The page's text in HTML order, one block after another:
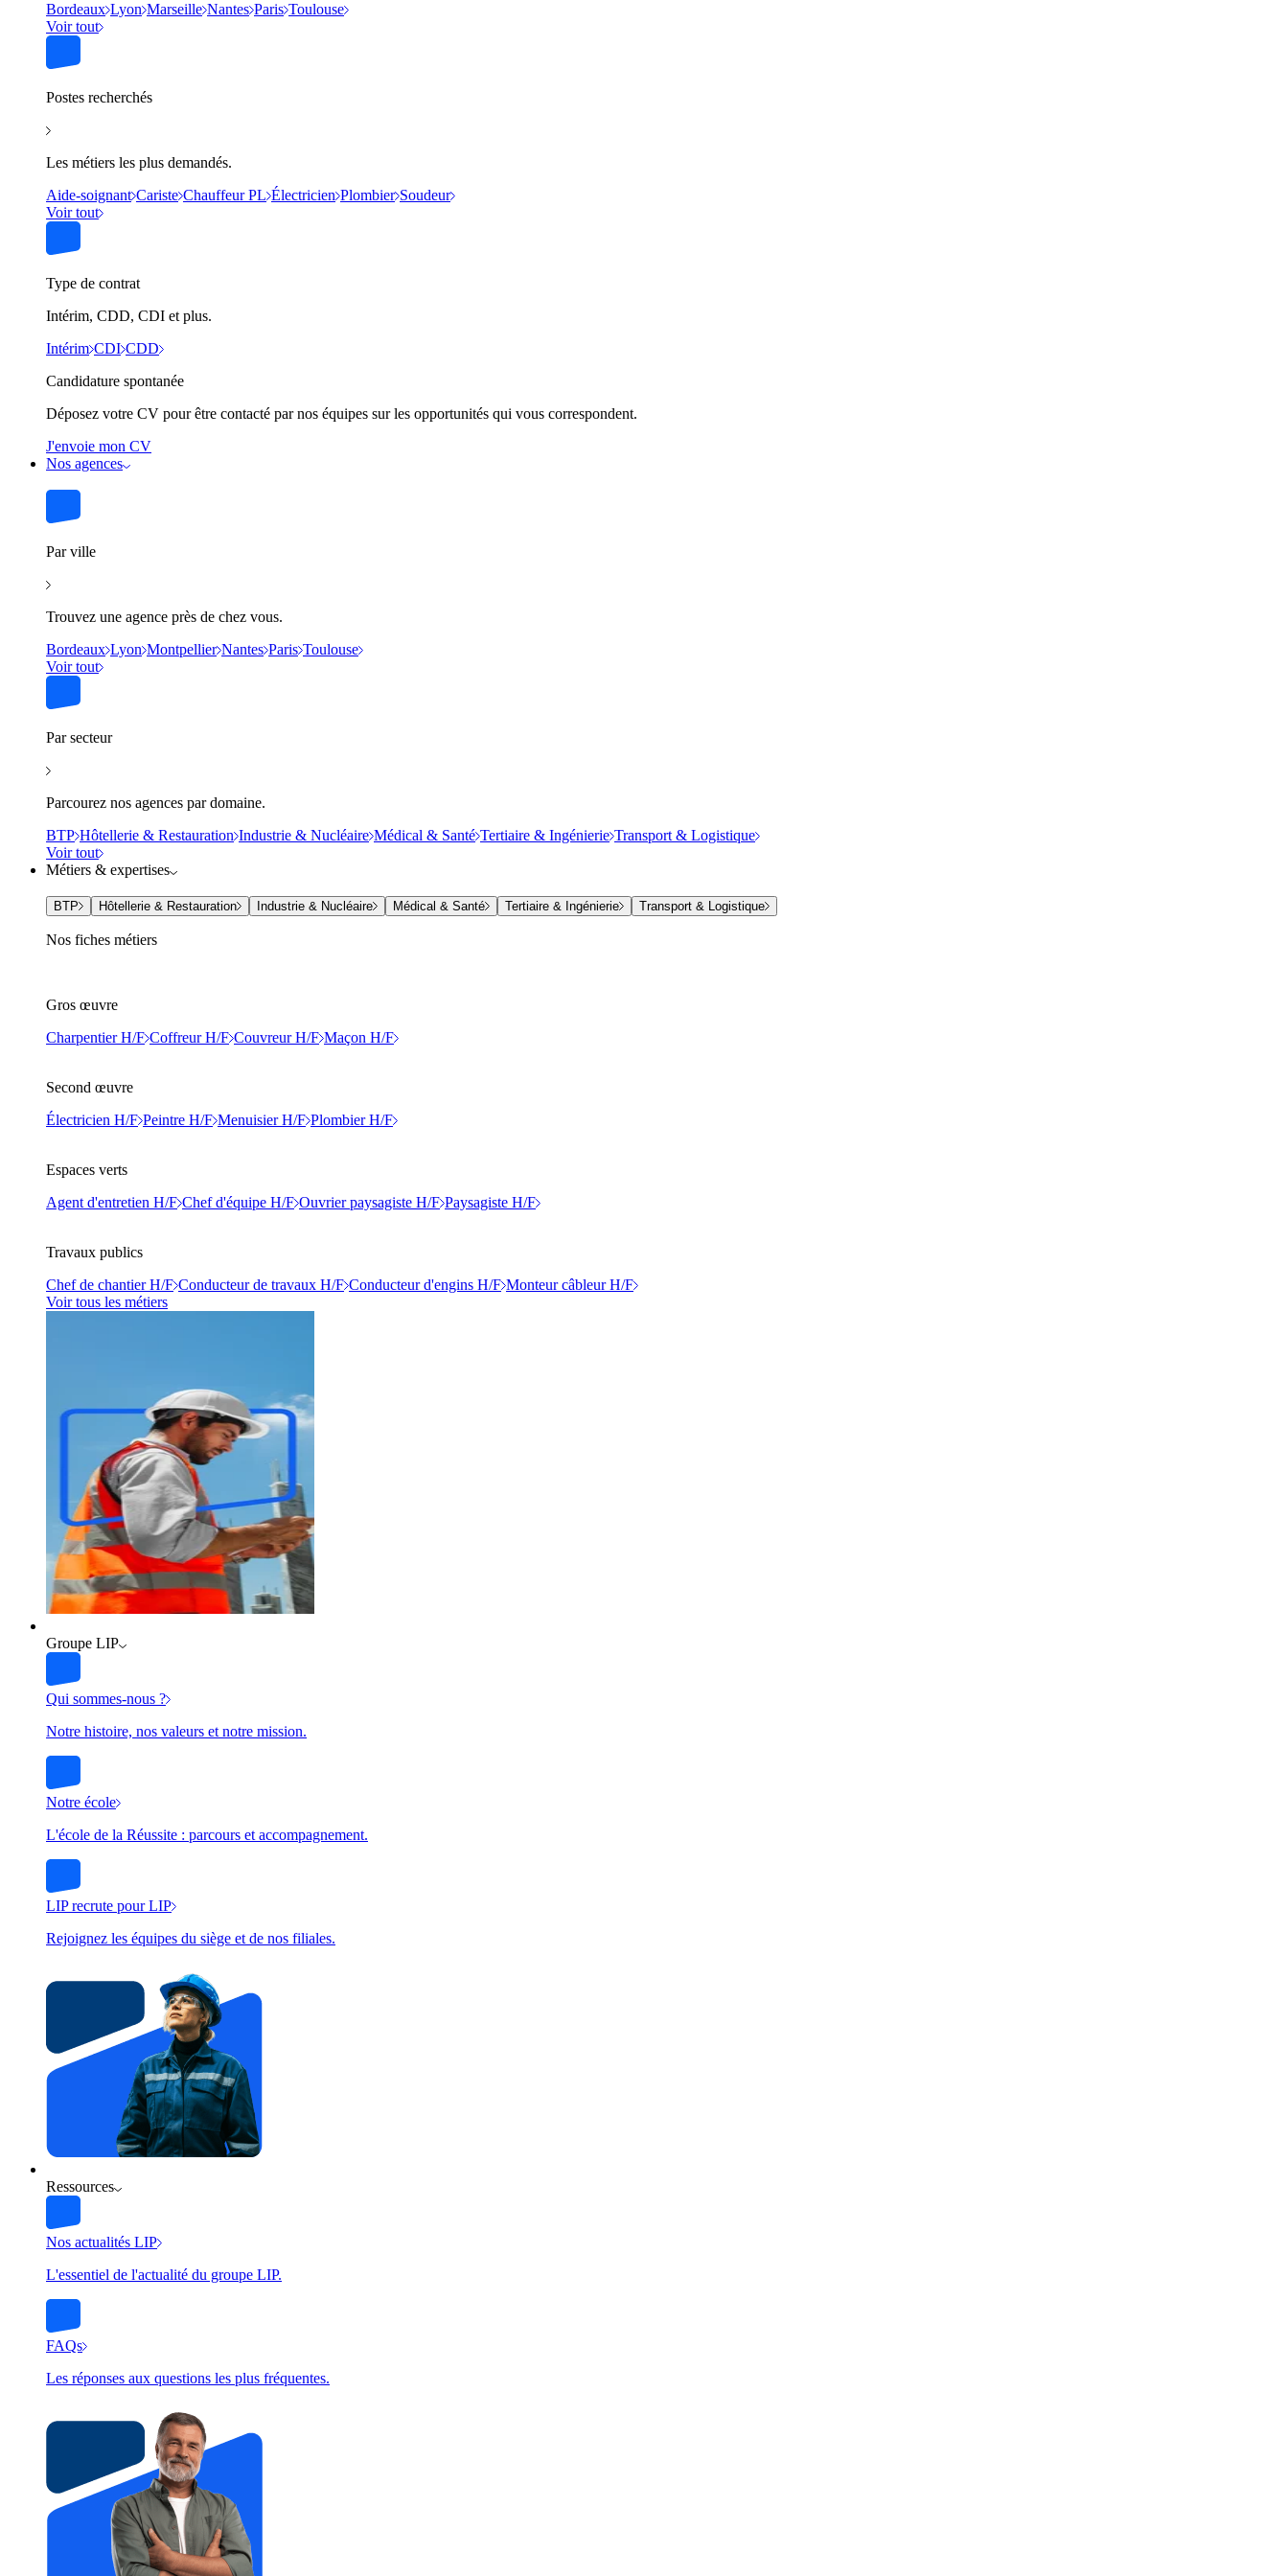
Bordeaux Lyon Marseille Nantes Paris Toulouse
Voir tout
Postes recherchés
Les métiers les plus demandés.
Aide-soignant Cariste Chauffeur PL Électricien Plombier Soudeur
Voir tout
Type de contrat
Intérim, CDD, CDI et plus.
Intérim CDI CDD
Candidature spontanée
Déposez votre CV pour être contacté par nos équipes sur les opportunités qui vous correspondent.
J'envoie mon CV
Nos agences
Par ville
Trouvez une agence près de chez vous.
Bordeaux Lyon Montpellier Nantes Paris Toulouse
Voir tout
Par secteur
Parcourez nos agences par domaine.
BTP Hôtellerie & Restauration Industrie & Nucléaire Médical & Santé Tertiaire & Ingénierie Transport & Logistique
Voir tout
Métiers & expertises
BTP Hôtellerie & Restauration Industrie & Nucléaire Médical & Santé Tertiaire & Ingénierie Transport & Logistique
Nos fiches métiers
Gros œuvre
Charpentier H/F Coffreur H/F Couvreur H/F Maçon H/F
Second œuvre
Électricien H/F Peintre H/F Menuisier H/F Plombier H/F
Espaces verts
Agent d'entretien H/F Chef d'équipe H/F Ouvrier paysagiste H/F Paysagiste H/F
Travaux publics
Chef de chantier H/F Conducteur de travaux H/F Conducteur d'engins H/F Monteur câbleur H/F
Voir tous les métiers
Groupe LIP
Qui sommes-nous ?
Notre histoire, nos valeurs et notre mission.
Notre école
L'école de la Réussite : parcours et accompagnement.
LIP recrute pour LIP
Rejoignez les équipes du siège et de nos filiales.
Ressources
Nos actualités LIP
L'essentiel de l'actualité du groupe LIP.
FAQs
Les réponses aux questions les plus fréquentes.